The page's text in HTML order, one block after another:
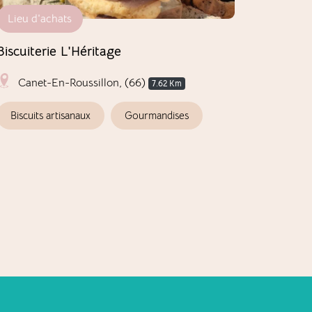
Lieu d'achats
L'Héritage
Canet-En-Roussillon, (66) 7.62 Km
Biscuits artisanaux Gourmandises